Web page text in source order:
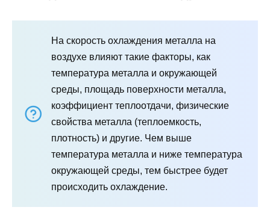
На скорость охлаждения металла на
воздухе влияют такие факторы, как
температура металла и окружающей
среды, площадь поверхности металла,
коэффициент теплоотдачи, физические
свойства металла (теплоемкость,
плотность) и другие. Чем выше
температура металла и ниже температура
окружающей среды, тем быстрее будет
происходить охлаждение.